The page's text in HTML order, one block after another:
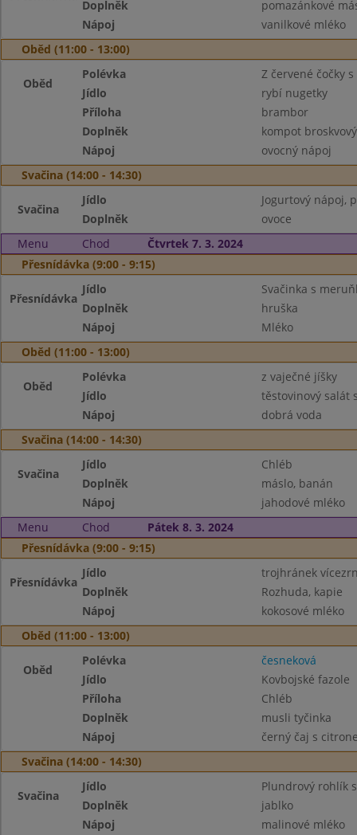
Doplněk
pomazánkové
Nápoj
vanilkové mléko
Oběd (11:00 - 13:00)
Oběd
Polévka
Z červené čočky
Jídlo
rybí nugetky
Příloha
brambor
Doplněk
kompot broskvový
Nápoj
ovocný nápoj
Svačina (14:00 - 14:30)
Svačina
Jídlo
Jogurtový nápoj,
Doplněk
ovoce
Menu
Chod
Čtvrtek 7. 3. 2024
Přesnídávka (9:00 - 9:15)
Přesnídávka
Jídlo
Svačinka s
Doplněk
hruška
Nápoj
Mléko
Oběd (11:00 - 13:00)
Oběd
Polévka
z vaječné jíšky
Jídlo
těstovinový salát
Nápoj
dobrá voda
Svačina (14:00 - 14:30)
Svačina
Jídlo
Chléb
Doplněk
máslo, banán
Nápoj
jahodové mléko
Menu
Chod
Pátek 8. 3. 2024
Přesnídávka (9:00 - 9:15)
Přesnídávka
Jídlo
trojhránek
Doplněk
Rozhuda, kapie
Nápoj
kokosové mléko
Oběd (11:00 - 13:00)
Oběd
Polévka
česneková
Jídlo
Kovbojské fazole
Příloha
Chléb
Doplněk
musli tyčinka
Nápoj
černý čaj s
Svačina (14:00 - 14:30)
Svačina
Jídlo
Plundrový rohlík
Doplněk
jablko
Nápoj
malinové mléko